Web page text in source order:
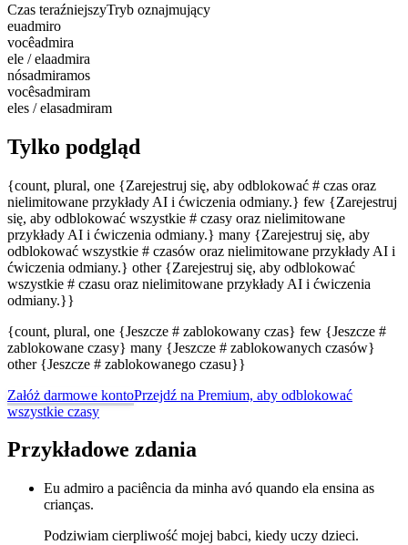
Czas teraźniejszyTryb oznajmujący
euadmiro
vocêadmira
ele / elaadmira
nósadmiramos
vocêsadmiram
eles / elasadmiram
Tylko podgląd
{count, plural, one {Zarejestruj się, aby odblokować # czas oraz
nielimitowane przykłady AI i ćwiczenia odmiany.} few {Zarejestruj
się, aby odblokować wszystkie # czasy oraz nielimitowane
przykłady AI i ćwiczenia odmiany.} many {Zarejestruj się, aby
odblokować wszystkie # czasów oraz nielimitowane przykłady AI i
ćwiczenia odmiany.} other {Zarejestruj się, aby odblokować
wszystkie # czasu oraz nielimitowane przykłady AI i ćwiczenia
odmiany.}}
{count, plural, one {Jeszcze # zablokowany czas} few {Jeszcze #
zablokowane czasy} many {Jeszcze # zablokowanych czasów}
other {Jeszcze # zablokowanego czasu}}
Załóż darmowe kontoPrzejdź na Premium, aby odblokować
wszystkie czasy
Przykładowe zdania
Eu admiro a paciência da minha avó quando ela ensina as
crianças.
Podziwiam cierpliwość mojej babci, kiedy uczy dzieci.